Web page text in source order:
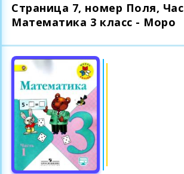
Страница 7, номер Поля,
Математика 3 класс - Моро